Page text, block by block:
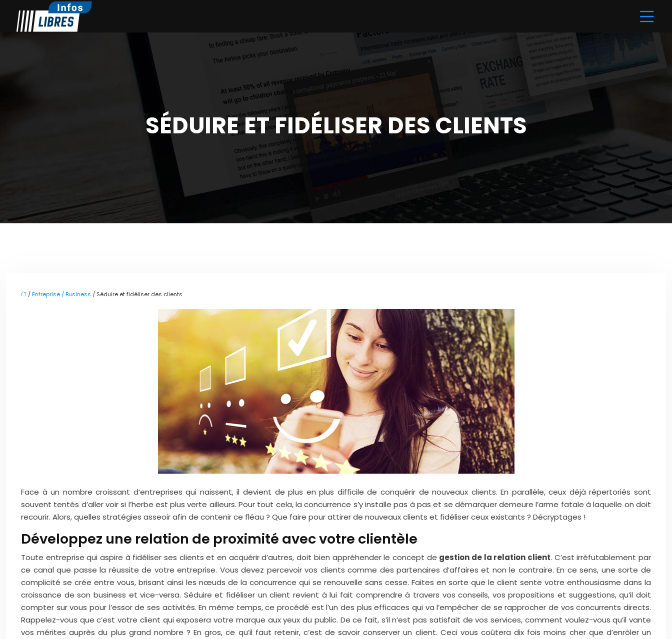
SÉDUIRE ET FIDÉLISER DES CLIENTS
/Entreprise / Business / Séduire et fidéliser des clients
Face à un nombre croissant d’entreprises qui naissent, il devient de plus en plus difficile de conquérir de nouveaux clients. En parallèle, ceux déjà répertoriés sont
souvent tentés d’aller voir si l’herbe est plus verte ailleurs. Pour tout cela, la concurrence s’y installe pas à pas et se démarquer demeure l’arme fatale à laquelle on doit
recourir. Alors, quelles stratégies asseoir afin de contenir ce fléau ? Que faire pour attirer de nouveaux clients et fidéliser ceux existants ? Décryptages !
Développez une relation de proximité avec votre clientèle
Toute entreprise qui aspire à fidéliser ses clients et en acquérir d’autres, doit bien appréhender le concept de gestion de la relation client. C’est irréfutablement par
ce canal que passe la réussite de votre entreprise. Vous devez percevoir vos clients comme des partenaires d’affaires et non le contraire. En ce sens, une sorte de
complicité se crée entre vous, brisant ainsi les nœuds de la concurrence qui se renouvelle sans cesse. Faites en sorte que le client sente votre enthousiasme dans la
croissance de son business et vice-versa. Séduire et fidéliser un client revient à lui fait comprendre à travers vos conseils, vos propositions et suggestions, qu’il doit
compter sur vous pour l’essor de ses activités. En même temps, ce procédé est l’un des plus efficaces qui va l’empêcher de se rapprocher de vos concurrents directs.
Rappelez-vous que c’est votre client qui exposera votre marque aux yeux du public. De ce fait, s’il n’est pas satisfait de vos services, comment voulez-vous qu’il vante
vos mérites auprès du plus grand nombre ? En gros, ce qu’il faut retenir, c’est de savoir conserver un client. Ceci vous coûtera dix fois moins cher que d’enrôler un